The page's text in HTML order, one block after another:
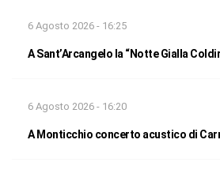
6 Agosto 2026 - 16:25
A Sant’Arcangelo la “Notte Gialla
6 Agosto 2026 - 16:20
A Monticchio concerto acustico di